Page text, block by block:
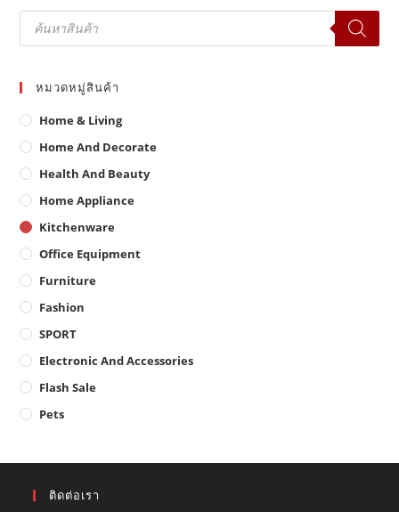
Products
search
หมวดหมู่สินค้า
Home & Living
Home And Decorate
Health And Beauty
Home Appliance
Kitchenware
Office Equipment
Furniture
Fashion
SPORT
Electronic And Accessories
Flash Sale
Pets
ติดต่อเรา